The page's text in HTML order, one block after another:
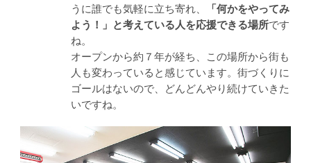
うに誰でも気軽に立ち寄れ、
「何かをやってみ
よう！」と考えている人を応援できる場所です
ね。
オープンから約７年が経ち、この場所から街も
人も変わっていると感じています。街づくりに
ゴールはないので、どんどんやり続けていきた
いですね。